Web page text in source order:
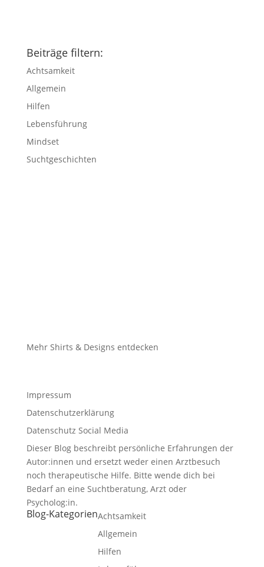
Beiträge filtern:
Achtsamkeit
Allgemein
Hilfen
Lebensführung
Mindset
Suchtgeschichten
Mehr Shirts & Designs entdecken
Impressum
Datenschutzerklärung
Datenschutz Social Media
Dieser Blog beschreibt persönliche Erfahrungen der
Autor:innen und ersetzt weder einen Arztbesuch
noch therapeutische Hilfe. Bitte wende dich bei
Bedarf an eine Suchtberatung, Arzt oder
Psycholog:in.
Blog-KategorienAchtsamkeit
Allgemein
Hilfen